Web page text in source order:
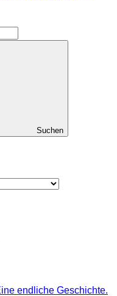
Suchen
endliche Geschichte.